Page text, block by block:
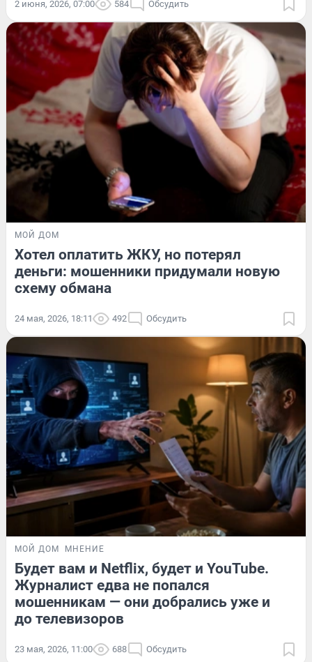
2 июня, 2026, 07:00 584 Обсудить
МОЙ ДОМ
Хотел оплатить ЖКУ, но потерял
деньги: мошенники придумали новую
схему обмана
24 мая, 2026, 18:11 492 Обсудить
МОЙ ДОМ МНЕНИЕ
Будет вам и Netflix, будет и YouTube.
Журналист едва не попался
мошенникам — они добрались уже и
до телевизоров
23 мая, 2026, 11:00 688 Обсудить